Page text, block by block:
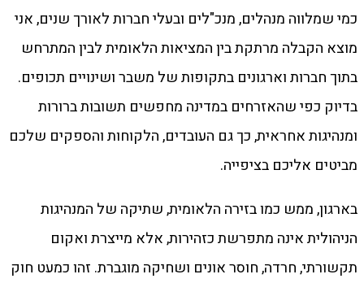
כמי שמלווה מנהלים, מנכ"לים ובעלי חברות לאורך שנים, אני
מוצא הקבלה מרתקת בין המציאות הלאומית לבין המתרחש
בתוך חברות וארגונים בתקופות של משבר ושינויים תכופים.
בדיוק כפי שהאזרחים במדינה מחפשים תשובות ברורות
ומנהיגות אחראית, כך גם העובדים, הלקוחות והספקים שלכם
מביטים אליכם בציפייה.
בארגון, ממש כמו בזירה הלאומית, שתיקה של המנהיגות
הניהולית אינה מתפרשת כזהירות, אלא מייצרת ואקום
תקשורתי, חרדה, חוסר אונים ושחיקה מוגברת. זהו כמעט חוק